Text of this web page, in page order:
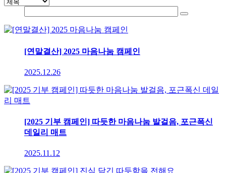
[연말결산] 2025 마음나눔 캠페인
2025.12.26
[2025 기부 캠페인] 따듯한 마음나눔 발걸음, 포근폭신
데일리 매트
2025.11.12